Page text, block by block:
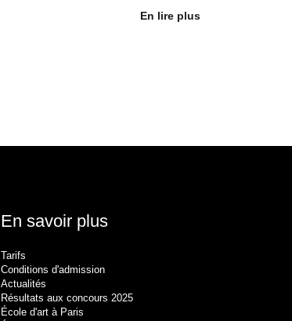
En lire plus
En savoir plus
Tarifs
Conditions d'admission
Actualités
Résultats aux concours 2025
École d'art à Paris